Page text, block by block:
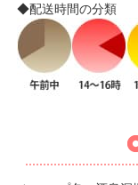
◆配送時間の分類